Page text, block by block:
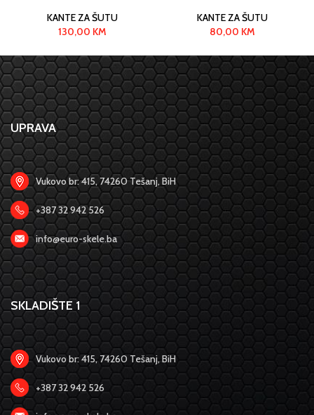
KANTE ZA ŠUTU
130,00 KM
KANTE ZA ŠUTU
80,00 KM
UPRAVA
Vukovo br: 415, 74260 Tešanj, BiH
+387 32 942 526
info@euro-skele.ba
SKLADIŠTE 1
Vukovo br: 415, 74260 Tešanj, BiH
+387 32 942 526